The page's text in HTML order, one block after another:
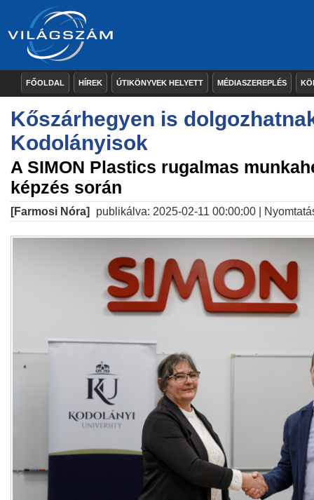
FŐOLDAL HÍREK ÚTIKÖNYVEK HELYETT MÉDIASZEREPLÉS
Kőszárhegyen is
Kodolányisok
A SIMON Plastics rugalmas
képzés során
[Farmosi Nóra] publikálva: 2025-02-11 00:00:00 |